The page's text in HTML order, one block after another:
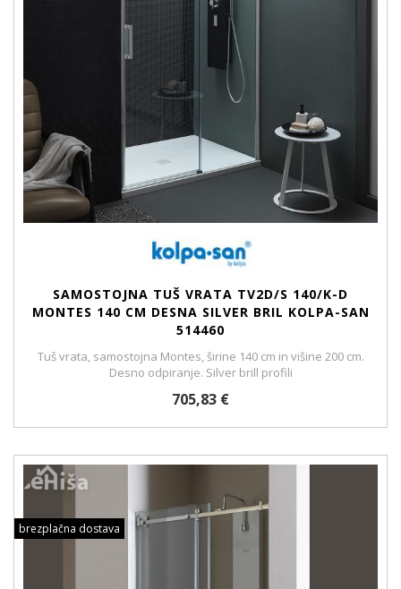
SAMOSTOJNA TUŠ VRATA TV2D/S 140/K-D
MONTES 140 CM DESNA SILVER BRIL KOLPA-SAN
514460
Tuš vrata, samostojna Montes, širine 140 cm in višine 200 cm.
Desno odpiranje. Silver brill profili
705,83 €
brezplačna dostava